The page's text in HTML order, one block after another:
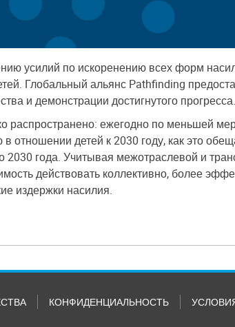
усилий по искоренению всех форм
Глобальный альянс Pathfinding
и демонстрации достигнутого прогресса.
распространено: ежегодно по меньшей
отношении детей к 2030 году, как это
2030 года. Учитывая межотраслевой и
действовать коллективно, более
издержки насилия.
КОНФИДЕНЦИАЛЬНОСТЬ